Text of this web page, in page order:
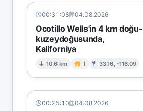
00:31:08 04.08.2026
Ocotillo Wells'in 4 km doğu-
kuzeydoğusunda,
Kaliforniya
10.6 km I 33.16, -116.09
00:25:10 04.08.2026